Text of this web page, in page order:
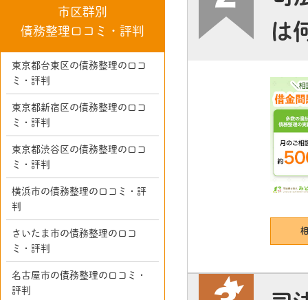
は
市区群別
債務整理口コミ・評判
東京都台東区の債務整理の口コ
ミ・評判
東京都新宿区の債務整理の口コ
ミ・評判
東京都渋谷区の債務整理の口コ
ミ・評判
横浜市の債務整理の口コミ・評
判
さいたま市の債務整理の口コ
ミ・評判
名古屋市の債務整理の口コミ・
評判